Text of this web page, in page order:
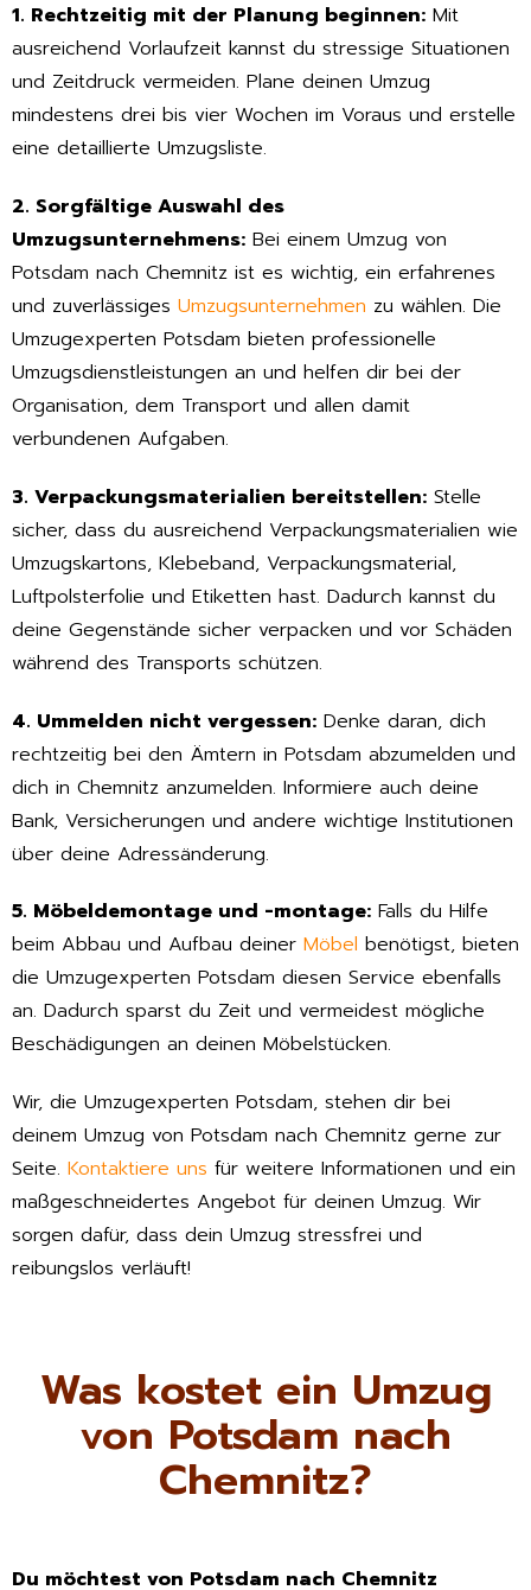
1. Rechtzeitig mit der Planung beginnen: Mit
ausreichend Vorlaufzeit kannst du stressige Situationen
und Zeitdruck vermeiden. Plane deinen Umzug
mindestens drei bis vier Wochen im Voraus und erstelle
eine detaillierte Umzugsliste.
2. Sorgfältige Auswahl des
Umzugsunternehmens: Bei einem Umzug von
Potsdam nach Chemnitz ist es wichtig, ein erfahrenes
und zuverlässiges Umzugsunternehmen zu wählen. Die
Umzugexperten Potsdam bieten professionelle
Umzugsdienstleistungen an und helfen dir bei der
Organisation, dem Transport und allen damit
verbundenen Aufgaben.
3. Verpackungsmaterialien bereitstellen: Stelle
sicher, dass du ausreichend Verpackungsmaterialien wie
Umzugskartons, Klebeband, Verpackungsmaterial,
Luftpolsterfolie und Etiketten hast. Dadurch kannst du
deine Gegenstände sicher verpacken und vor Schäden
während des Transports schützen.
4. Ummelden nicht vergessen: Denke daran, dich
rechtzeitig bei den Ämtern in Potsdam abzumelden und
dich in Chemnitz anzumelden. Informiere auch deine
Bank, Versicherungen und andere wichtige Institutionen
über deine Adressänderung.
5. Möbeldemontage und -montage: Falls du Hilfe
beim Abbau und Aufbau deiner Möbel benötigst, bieten
die Umzugexperten Potsdam diesen Service ebenfalls
an. Dadurch sparst du Zeit und vermeidest mögliche
Beschädigungen an deinen Möbelstücken.
Wir, die Umzugexperten Potsdam, stehen dir bei
deinem Umzug von Potsdam nach Chemnitz gerne zur
Seite. Kontaktiere uns für weitere Informationen und ein
maßgeschneidertes Angebot für deinen Umzug. Wir
sorgen dafür, dass dein Umzug stressfrei und
reibungslos verläuft!
Was kostet ein Umzug
von Potsdam nach
Chemnitz?
Du möchtest von Potsdam nach Chemnitz